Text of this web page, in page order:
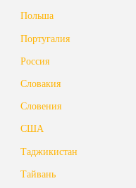
Польша
Португалия
Россия
Словакия
Словения
США
Таджикистан
Тайвань